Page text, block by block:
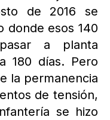
de 2016 se
donde esos 140
a planta
180 días. Pero
la permanencia
de tensión,
se hizo